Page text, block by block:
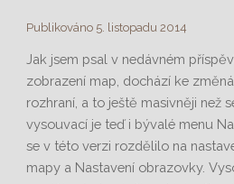
Publikováno 5. listopadu 2014
Jak jsem psal v nedávném
zobrazení map, dochází ke
rozhraní, a to ještě masivněji než
vysouvací je teď i bývalé menu
se v této verzi rozdělilo na
mapy a Nastavení obrazovky.